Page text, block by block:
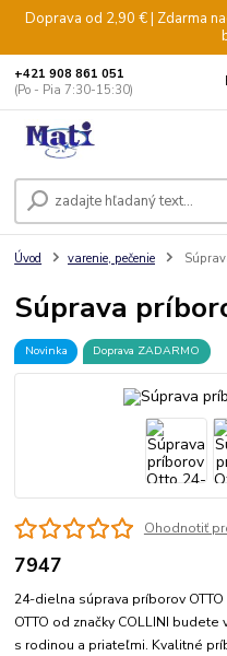
Doprava od 2,90 € | Zdarma
+421 908 861 051
(Po - Pia 7:30-15:30)
Úvod varenie, pečenie
Súprava
Novinka Doprava ZADARMO
Ohodnotiť
7947
24-dielna súprava príborov
OTTO od značky COLLINI
s rodinou a priateľmi. Kvalitné